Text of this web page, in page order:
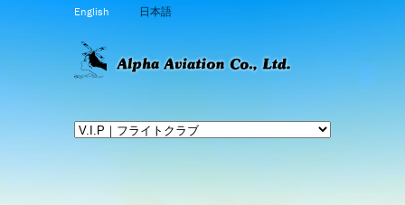
English 日本語